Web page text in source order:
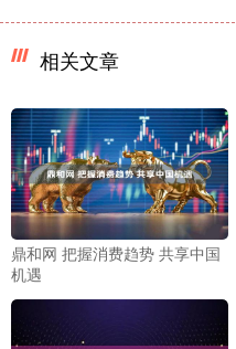
相关文章
鼎和网 把握消费趋势 共享中国
机遇